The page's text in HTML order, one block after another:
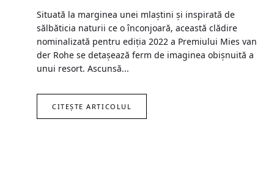
Situată la marginea unei mlaştini şi inspirată de
sălbăticia naturii ce o înconjoară, această clădire
nominalizată pentru ediţia 2022 a Premiului Mies van
der Rohe se detaşează ferm de imaginea obişnuită a
unui resort. Ascunsă...
CITEȘTE ARTICOLUL